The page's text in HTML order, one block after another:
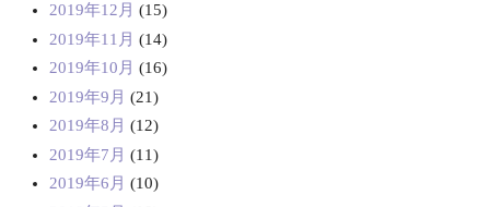
2019年12月 (15)
2019年11月 (14)
2019年10月 (16)
2019年9月 (21)
2019年8月 (12)
2019年7月 (11)
2019年6月 (10)